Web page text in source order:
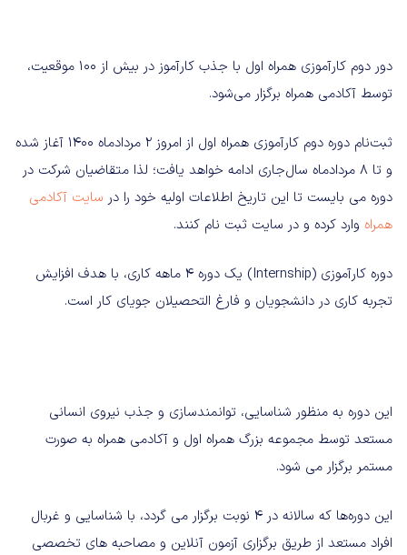
دور دوم کارآموزی همراه اول با جذب کارآموز در بیش از 100 موقعیت،
توسط آکادمی همراه برگزار می‌شود.
ثبت‌نام دوره دوم کارآموزی همراه اول از امروز 2 مردادماه 1400 آغاز شده
و تا 8 مردادماه سال‌جاری ادامه خواهد یافت؛ لذا متقاضیان شرکت در
دوره می بایست تا این تاریخ اطلاعات اولیه خود را در سایت آکادمی
همراه وارد کرده و در سایت ثبت نام کنند.
دوره کارآموزی (Internship) یک دوره 4 ماهه کاری، با هدف افزایش
تجربه کاری در دانشجویان و فارغ التحصیلان جویای کار است.
این دوره به منظور شناسایی، توانمندسازی و جذب نیروی انسانی
مستعد توسط مجموعه بزرگ همراه اول و آکادمی همراه به صورت
مستمر برگزار می شود.
این دوره‌ها که سالانه در 4 نوبت برگزار می گردد، با شناسایی و غربال
افراد مستعد از طریق برگزاری آزمون آنلاین و مصاحبه های تخصصی